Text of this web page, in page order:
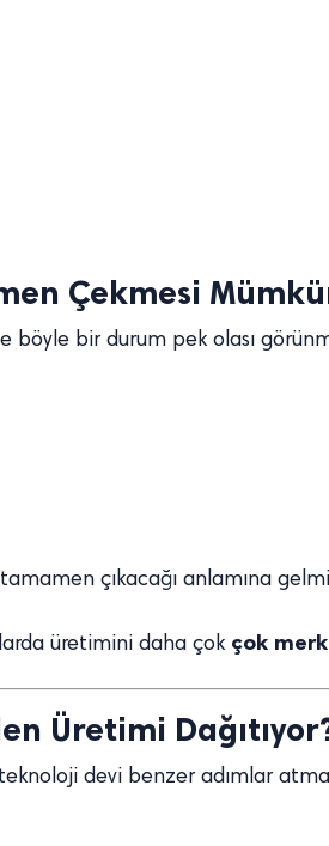
Çekmesi
böyle bir durum pek olası
çıkacağı anlamına
üretimini daha çok çok
Üretimi
devi benzer adımlar